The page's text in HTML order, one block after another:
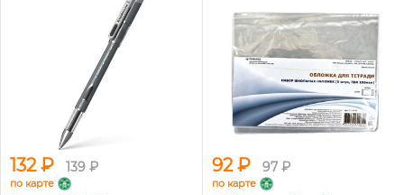
132 ₽ 139 ₽
по карте
92 ₽ 97 ₽
по карте